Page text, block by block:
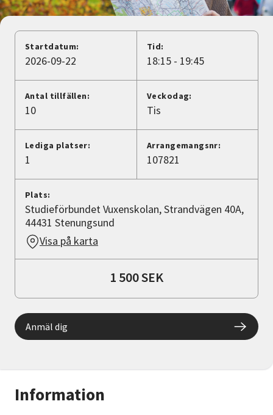
Nyheter
Avdelningar
Lyssna
Information
Startdatum:
2026-09-22
Tid:
18:15 - 19:45
Antal tillfällen:
10
Veckodag:
Tis
Lediga platser:
1
Arrangemangsnr:
107821
Plats:
Studieförbundet Vuxenskolan, Strandvägen 40A,
44431 Stenungsund
Visa på karta
1 500 SEK
Anmäl dig